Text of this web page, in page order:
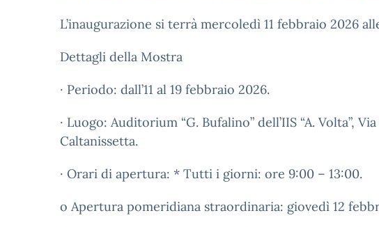
L’inaugurazione si terrà mercoledì 11 febbraio 2026
Dettagli della Mostra
· Periodo: dall’11 al 19 febbraio 2026.
· Luogo: Auditorium “G. Bufalino” dell’IIS “A. Volta”,
Caltanissetta.
· Orari di apertura: * Tutti i giorni: ore 9:00 – 13:00.
o Apertura pomeridiana straordinaria: giovedì 12